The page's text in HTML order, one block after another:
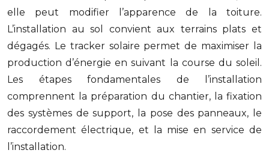
elle peut modifier l’apparence de la toiture.
L’installation au sol convient aux terrains plats et
dégagés. Le tracker solaire permet de maximiser la
production d’énergie en suivant la course du soleil.
Les étapes fondamentales de l’installation
comprennent la préparation du chantier, la fixation
des systèmes de support, la pose des panneaux, le
raccordement électrique, et la mise en service de
l’installation.